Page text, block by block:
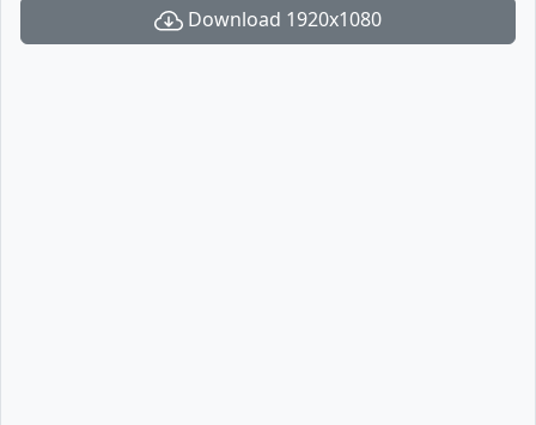
Download 1920x1080